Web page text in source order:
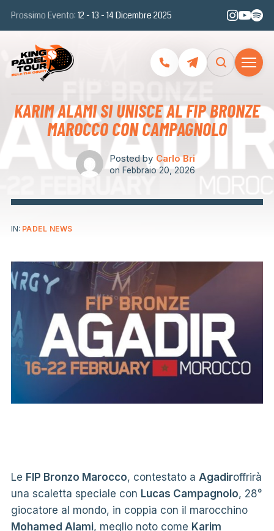
Prossimo Evento: 12 - 13 - 14 Dicembre 2025
KARIM ALAMI SI UNISCE AL FIP BRONZE
MAROCCO CON CAMPAGNOLO
Posted by Carlo Bri
on Febbraio 20, 2026
IN: PADEL NEWS
Le FIP Bronzo Marocco, contestato a Agadiroffrirà
una scaletta speciale con Lucas Campagnolo, 28°
giocatore al mondo, in coppia con il marocchino
Mohamed Alami, meglio noto come Karim